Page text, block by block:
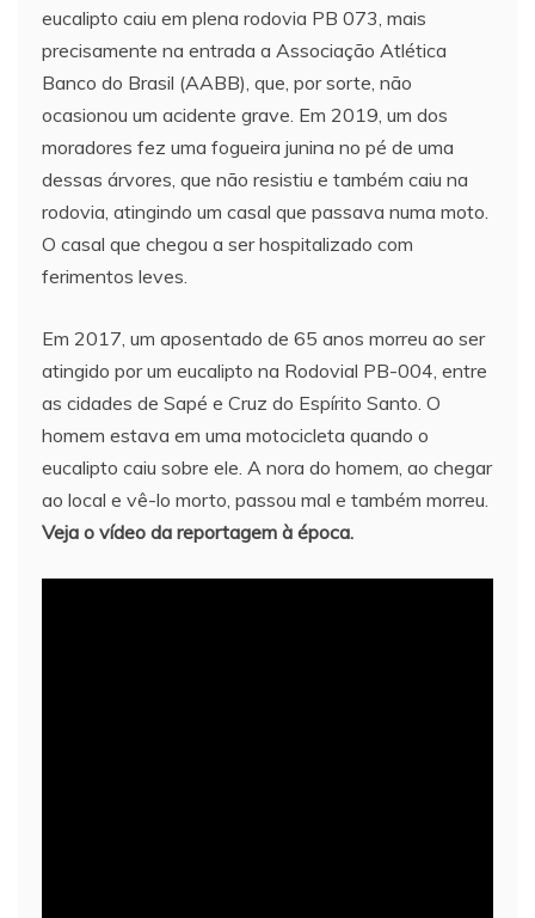
eucalipto caiu em plena rodovia PB 073, mais
precisamente na entrada a Associação Atlética
Banco do Brasil (AABB), que, por sorte, não
ocasionou um acidente grave. Em 2019, um dos
moradores fez uma fogueira junina no pé de uma
dessas árvores, que não resistiu e também caiu na
rodovia, atingindo um casal que passava numa moto.
O casal que chegou a ser hospitalizado com
ferimentos leves.
Em 2017, um aposentado de 65 anos morreu ao ser
atingido por um eucalipto na Rodovial PB-004, entre
as cidades de Sapé e Cruz do Espírito Santo. O
homem estava em uma motocicleta quando o
eucalipto caiu sobre ele. A nora do homem, ao chegar
ao local e vê-lo morto, passou mal e também morreu.
Veja o vídeo da reportagem à época.